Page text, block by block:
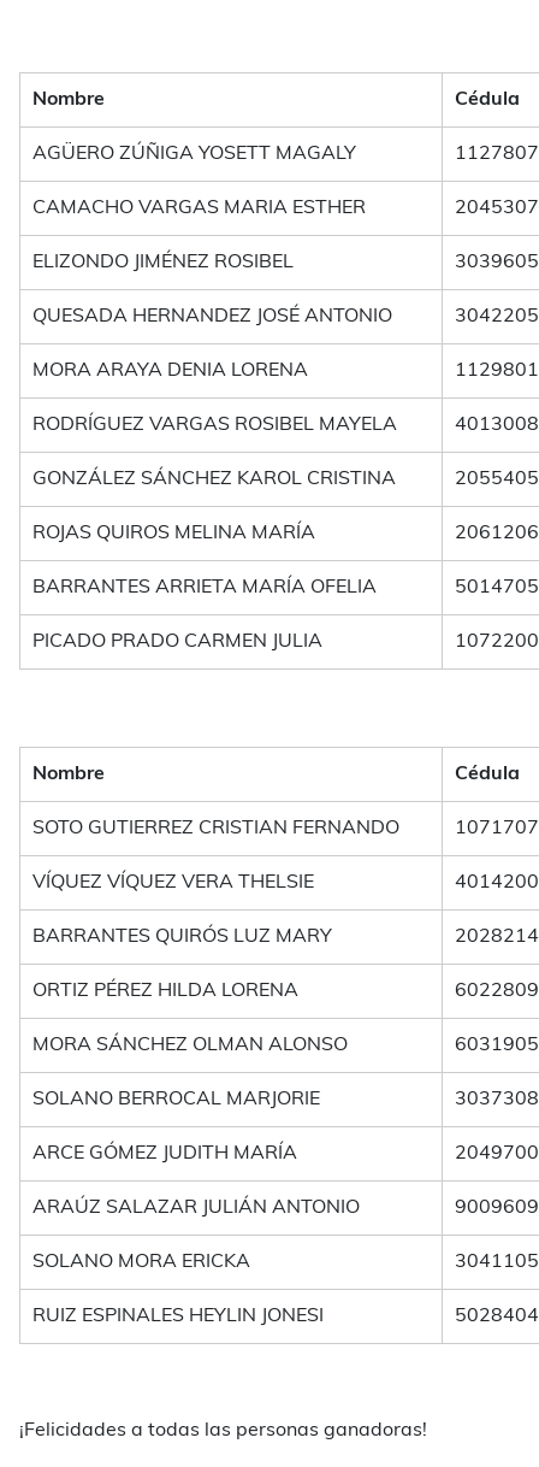
Nombre Cédula
AGÜERO ZÚÑIGA YOSETT MAGALY
CAMACHO VARGAS MARIA ESTHER
ELIZONDO JIMÉNEZ ROSIBEL
QUESADA HERNANDEZ JOSÉ ANTONIO
MORA ARAYA DENIA LORENA
RODRÍGUEZ VARGAS ROSIBEL MAYELA
GONZÁLEZ SÁNCHEZ KAROL CRISTINA
ROJAS QUIROS MELINA MARÍA
BARRANTES ARRIETA MARÍA OFELIA
PICADO PRADO CARMEN JULIA
Nombre Cédula
SOTO GUTIERREZ CRISTIAN FERNANDO
VÍQUEZ VÍQUEZ VERA THELSIE
BARRANTES QUIRÓS LUZ MARY
ORTIZ PÉREZ HILDA LORENA
MORA SÁNCHEZ OLMAN ALONSO
SOLANO BERROCAL MARJORIE
ARCE GÓMEZ JUDITH MARÍA
ARAÚZ SALAZAR JULIÁN ANTONIO
SOLANO MORA ERICKA
RUIZ ESPINALES HEYLIN JONESI
¡Felicidades a todas las personas ganadoras!